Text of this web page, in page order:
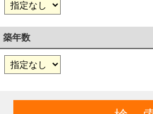
築年数